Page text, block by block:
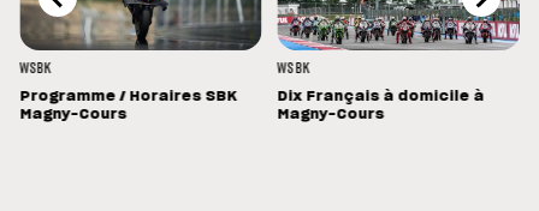
WSBK
Programme / Horaires SBK
Magny-Cours
WSBK
Dix Français à domicile à
Magny-Cours